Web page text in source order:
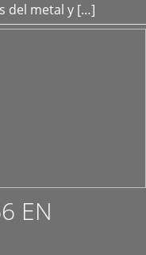
del metal y […]
EN